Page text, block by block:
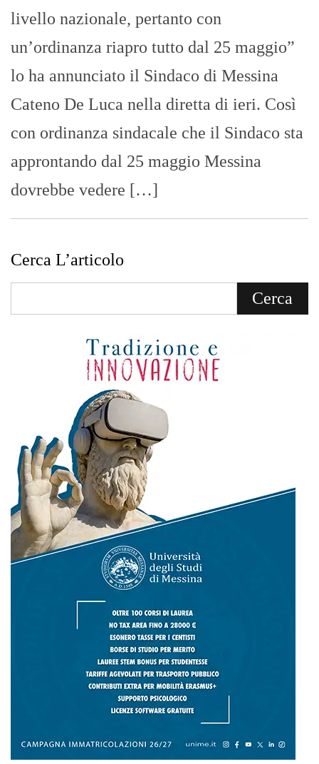
livello nazionale, pertanto con
un’ordinanza riapro tutto dal 25 maggio”
lo ha annunciato il Sindaco di Messina
Cateno De Luca nella diretta di ieri. Così
con ordinanza sindacale che il Sindaco sta
approntando dal 25 maggio Messina
dovrebbe vedere […]
Cerca L’articolo